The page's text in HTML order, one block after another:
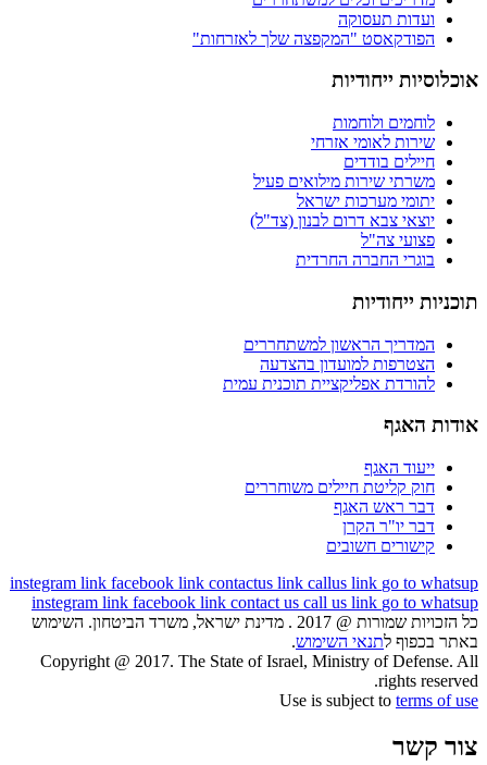
ועדות תעסוקה
הפודקאסט "המקפצה שלך לאזרחות"
אוכלוסיות ייחודיות
לוחמים ולוחמות
שירות לאומי אזרחי
חיילים בודדים
משרתי שירות מילואים פעיל
יתומי מערכות ישראל
יוצאי צבא דרום לבנון (צד"ל)
פצועי צה"ל
בוגרי החברה החרדית
תוכניות ייחודיות
המדריך הראשון למשתחררים
הצטרפות למועדון בהצדעה
להורדת אפליקציית תוכנית עמית
אודות האגף
ייעוד האגף
חוק קליטת חיילים משוחררים
דבר ראש האגף
דבר יו"ר הקרן
קישורים חשובים
instegram link facebook link contactus link callus link go to whatsup
instegram link facebook link contact us call us link go to whatsup
כל הזכויות שמורות @ 2017 . מדינת ישראל, משרד הביטחון. השימוש
באתר בכפוף לתנאי השימוש.
Copyright @ 2017. The State of Israel, Ministry of Defense. All
rights reserved.
Use is subject to terms of use
צור קשר